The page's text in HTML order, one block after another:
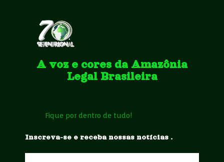
A voz e cores da Amazônia
Legal Brasileira
Fique por dentro de tudo!
Inscreva-se e receba nossas notícias .